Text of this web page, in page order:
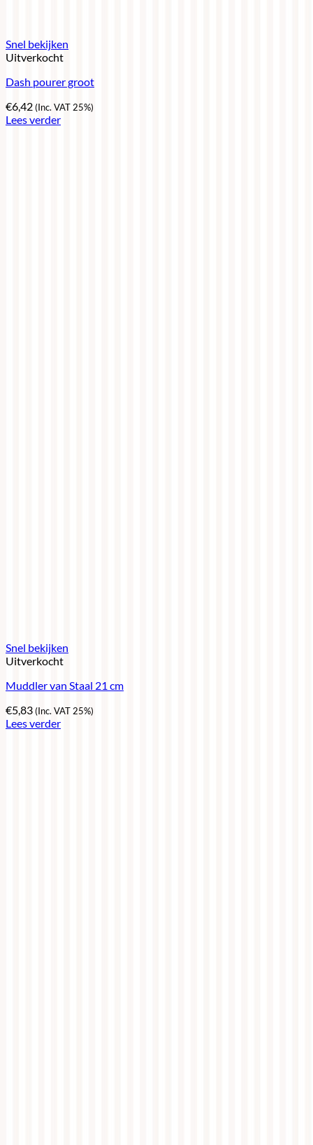
Snel bekijken
Uitverkocht
Dash pourer groot
€6,42(Inc. VAT 25%)
Lees verder
Snel bekijken
Uitverkocht
Muddler van Staal 21 cm
€5,83(Inc. VAT 25%)
Lees verder